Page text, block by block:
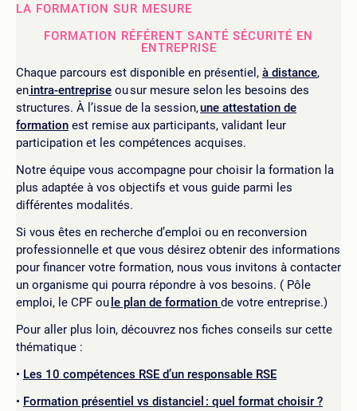
LA FORMATION SUR MESURE
FORMATION RÉFÉRENT SANTÉ SÉCURITÉ EN
ENTREPRISE
Chaque parcours est disponible en présentiel, à distance,
enintra-entreprise ou sur mesure selon les besoins des
structures. À l’issue de la session,une attestation de
formation est remise aux participants, validant leur
participation et les compétences acquises.
Notre équipe vous accompagne pour choisir la formation la
plus adaptée à vos objectifs et vous guide parmi les
différentes modalités.
Si vous êtes en recherche d’emploi ou en reconversion
professionnelle et que vous désirez obtenir des informations
pour financer votre formation, nous vous invitons à contacter
un organisme qui pourra répondre à vos besoins. ( Pôle
emploi, le CPF ou le plan de formation de votre entreprise.)
Pour aller plus loin, découvrez nos fiches conseils sur cette
thématique :
Les 10 compétences RSE d’un responsable RSE
Formation présentiel vs distanciel : quel format choisir ?